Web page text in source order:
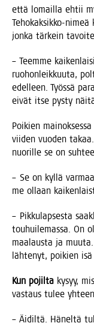
että lomail­la ehtii
Teho­kak­sik­ko-
jon­ka tär­kein
– Teem­me
ruo­hon­leik­kuu­ta,
edel­leen. Työs­sä
eivät itse pys­ty
Poi­kien
vii­den vuo­den
nuo­ril­le se on
– Se on kyl­lä
me ollaan
– Pik­ku­lap­ses­ta
tou­hui­le­mas­sa. On
maa­laus­ta ja
läh­te­nyt, poi­kien
Kun pojil­ta kysyy,
vas­taus tulee
– Äidil­tä. Hänel­tä